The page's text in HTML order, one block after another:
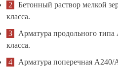
Бетонный раствор мелкой
класса.
Арматура продольного
класса.
Арматура поперечная А240/